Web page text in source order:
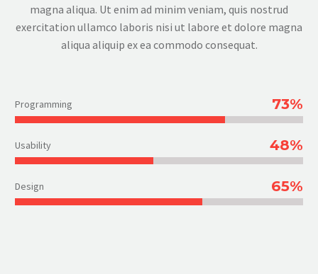
magna aliqua. Ut enim ad minim veniam, quis nostrud
exercitation ullamco laboris nisi ut labore et dolore magna
aliqua aliquip ex ea commodo consequat.
Programming 73%
Usability 48%
Design 65%